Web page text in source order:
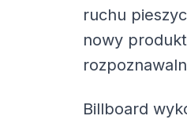
ruchu
nowy
Billboard